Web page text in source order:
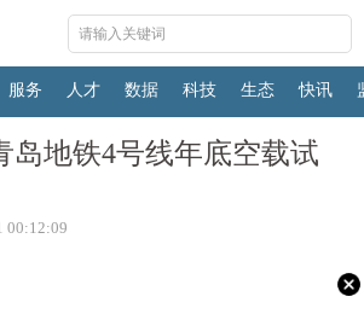
服务 人才 数据 科技 生态 快讯
岛地铁4号线年底空载试